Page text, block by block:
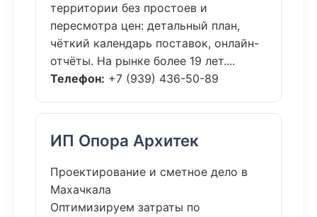
территории без простоев и
пересмотра цен: детальный план,
чёткий календарь поставок, онлайн-
отчёты. На рынке более 19 лет....
Телефон: +7 (939) 436-50-89
ИП Опора Архитек
Проектирование и сметное дело в
Махачкала
Оптимизируем затраты по